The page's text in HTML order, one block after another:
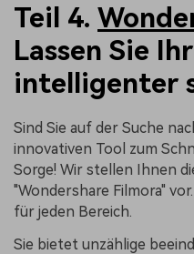
Teil 4.
Lassen Sie
intelligenter
Sind Sie auf der Suche
innovativen Tool zum
Sorge! Wir stellen Ihnen
"Wondershare Filmora"
für jeden Bereich.
Sie bietet unzählige